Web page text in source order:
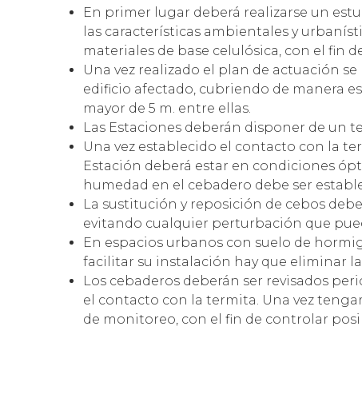
En primer lugar deberá realizarse un
las características ambientales y
materiales de base celulósica, con el fin
Una vez realizado el plan de actuación
edificio afectado, cubriendo de manera
mayor de 5 m. entre ellas.
Las Estaciones deberán disponer de un
Una vez establecido el contacto con la
Estación deberá estar en condiciones
humedad en el cebadero debe ser
La sustitución y reposición de cebos
evitando cualquier perturbación que
En espacios urbanos con suelo de
facilitar su instalación hay que eliminar
Los cebaderos deberán ser revisados
el contacto con la termita. Una vez
de monitoreo, con el fin de controlar